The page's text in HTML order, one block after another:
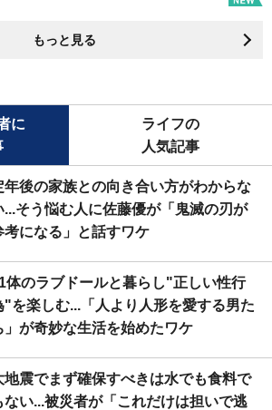
もっと見る
に
ライフの
人気記事
年後の家族との向き合い方がわからな
...そう悩む人に佐藤優が「鬼滅の刃が
考になる」と話すワケ
体のラブドールと暮らし"正しい性行
"を楽しむ...「人より人形を愛する男た
」が奇妙な生活を始めたワケ
地震でまず確保すべきは水でも食料で
ない...被災者が「これだけは担いで逃